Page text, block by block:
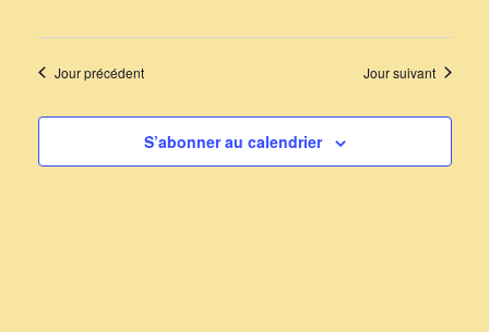
Jour précédent Jour suivant
S’abonner au calendrier